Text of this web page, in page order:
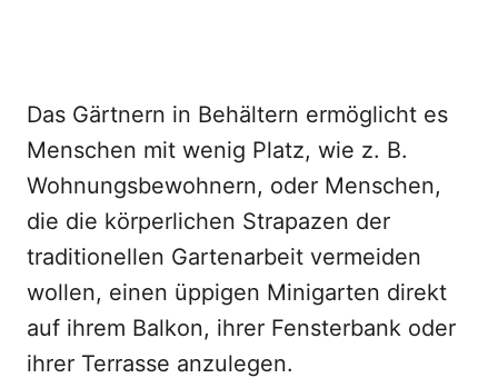
Das Gärtnern in Behältern ermöglicht es
Menschen mit wenig Platz, wie z. B.
Wohnungsbewohnern, oder Menschen,
die die körperlichen Strapazen der
traditionellen Gartenarbeit vermeiden
wollen, einen üppigen Minigarten direkt
auf ihrem Balkon, ihrer Fensterbank oder
ihrer Terrasse anzulegen.